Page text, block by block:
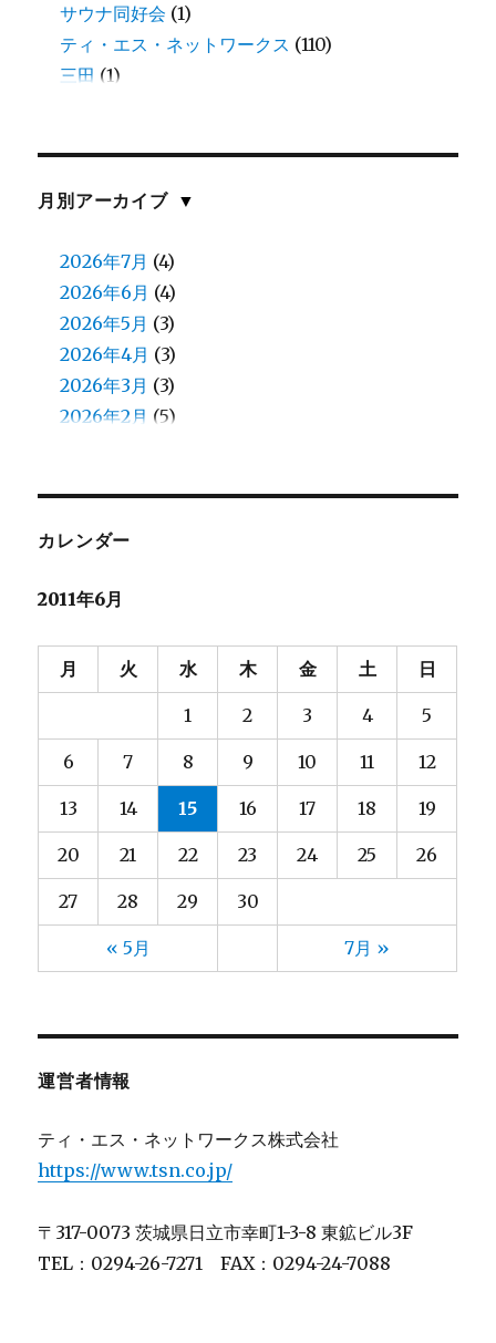
サウナ同好会 (1)
ティ・エス・ネットワークス (110)
三田 (1)
佐川(1)
佐藤（正） (6)
入江(2)
八鍬(1)
加藤(1)
北原(8)
北見(13)
堀口(23)
塙(2)
大塚
(6)
大河内(8)
大都
宮脇(3)
小林
(9)
小野
(3)
山元(13)
山口
(13)
(13)
山形(10)
川上(8)
川崎(梨)
川﨑(4)
後藤(5)
星(ゆ)(11)
星(充)(11)
月別アーカイブ ▼
2026年7月 (4)
2026年6月 (4)
2026年5月 (3)
2026年4月 (3)
2026年3月 (3)
2026年2月 (5)
2025年10月
2025年8月
2025年6月
2025年5月(3)
2025年3月
2025年2月(4)
2025年1月
2024年12月
(4)
2024年11月(4)
2024年10月
(5)
2024年9月
2024年8月(6)
2024年6月(3)
2024年5月
2024年3月(3)
2024年2月
(4)
2023年12月(4)
2023年11月(7)
カレンダー
2011年6月
月 火 水 木 金 土 日
« 5月 7月 »
1 2 3 4 5
6 7 8 9 10 11 12
13 14 15 16 17 18 19
20 21 22 23 24 25 26
27 28 29 30
運営者情報
ティ・エス・ネットワークス株式会社
https://www.tsn.co.jp/
〒317-0073 茨城県日立市幸町1-3-8 東鉱ビル3F
TEL：0294-26-7271 FAX：0294-24-7088